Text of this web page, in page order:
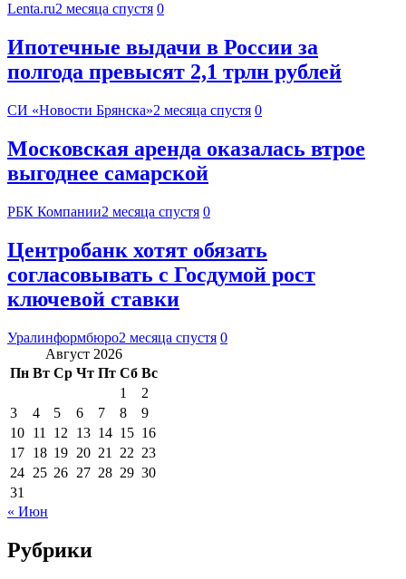
Lenta.ru2 месяца спустя 0
Ипотечные выдачи в России за
полгода превысят 2,1 трлн рублей
СИ «Новости Брянска»2 месяца спустя 0
Московская аренда оказалась втрое
выгоднее самарской
РБК Компании2 месяца спустя 0
Центробанк хотят обязать
согласовывать с Госдумой рост
ключевой ставки
Уралинформбюро2 месяца спустя 0
Август 2026
Пн Вт Ср Чт Пт Сб Вс
1
2
3
4 5 6 7 8
9
10 11 12 13 14 15 16
17 18 19 20 21 22 23
24 25 26 27 28 29 30
31
« Июн
Рубрики